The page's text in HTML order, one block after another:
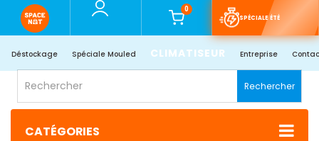
0
SPÉCIALE ÉTÉ
Déstockage Spéciale Mouled CLIMATISEUR Entreprise
Rechercher
CATÉGORIES